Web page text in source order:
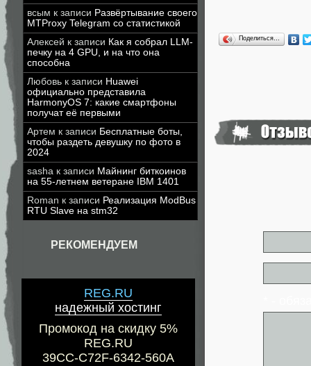
всым к записи Развёртывание своего
MTProxy Telegram со статистикой
Алексей к записи Как я собрал LLM-
печку на 4 GPU, и на что она
способна
Любовь к записи Huawei
официально представила
HarmonyOS 7: какие смартфоны
получат её первыми
Артем к записи Бесплатные боты,
чтобы раздеть девушку по фото в
2024
sasha к записи Майнинг биткоинов
на 55-летнем ветеране IBM 1401
Roman к записи Реализация ModBus
RTU Slave на stm32
РЕКОМЕНДУЕМ
REG.RU
надежный хостинг
Промокод на скидку 5%
REG.RU
39CC-C72F-6342-560A
Поделиться…